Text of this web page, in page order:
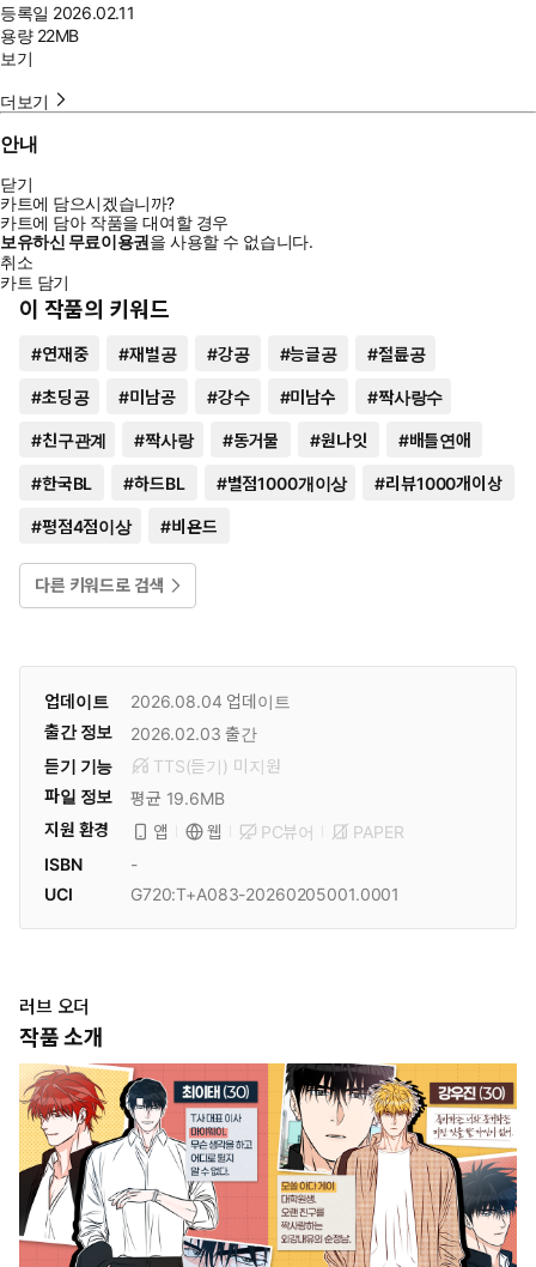
등록일 2026.02.11
용량 22MB
보기
더보기
안내
닫기
카트에 담으시겠습니까?
카트에 담아 작품을 대여할 경우
보유하신 무료이용권을 사용할 수 없습니다.
취소
카트 담기
이 작품의 키워드
#연재중 #재벌공 #강공 #능글공 #절륜공
#초딩공 #미남공 #강수 #미남수 #짝사랑수
#친구관계 #짝사랑 #동거물 #원나잇 #배틀연애
#한국BL #하드BL #별점1000개이상 #리뷰1000개이상
#평점4점이상 #비욘드
다른 키워드로 검색
업데이트 2026.08.04 업데이트
출간 정보
2026.02.03 출간
듣기 기능
TTS(듣기) 미 지원
파일 정보
평균 19.6MB
지원 환경
앱 웹 PC뷰어
PAPER
ISBN
-
UCI
G720:T+A083-20260205001.0001
러브 오더
작품 소개